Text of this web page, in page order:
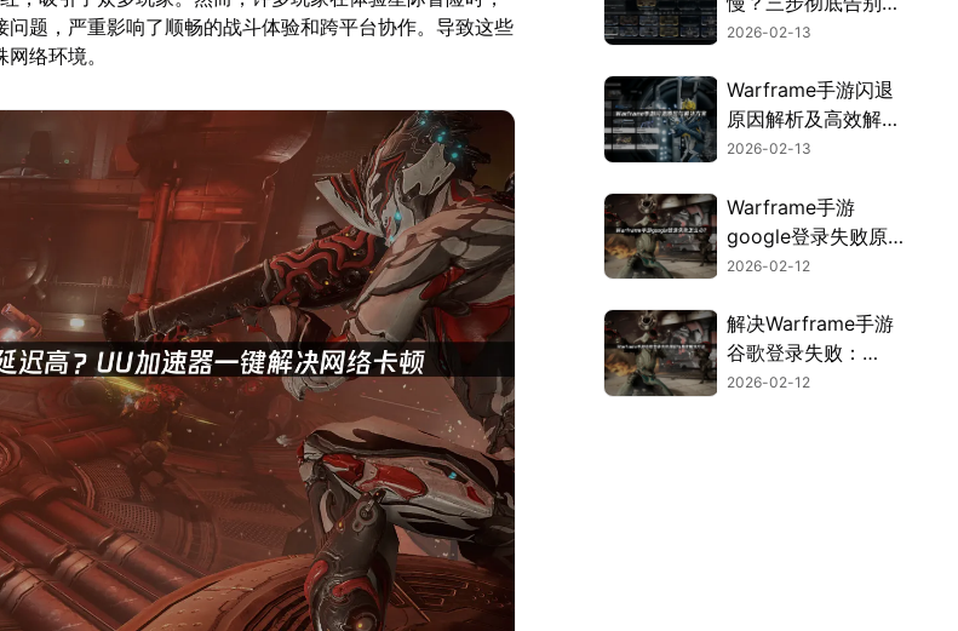
题，严重影响了顺畅的战斗体验和跨平台协作。导致这些
络环境。
迟卡顿！
2026-02-13
Warframe手游闪退
原因解析及高效解决
方法！
2026-02-13
Warframe手游
google登录失败原因
与解决方案全解析！
2026-02-12
解决Warframe手游
谷歌登录失败：
2026年高效方案！
2026-02-12